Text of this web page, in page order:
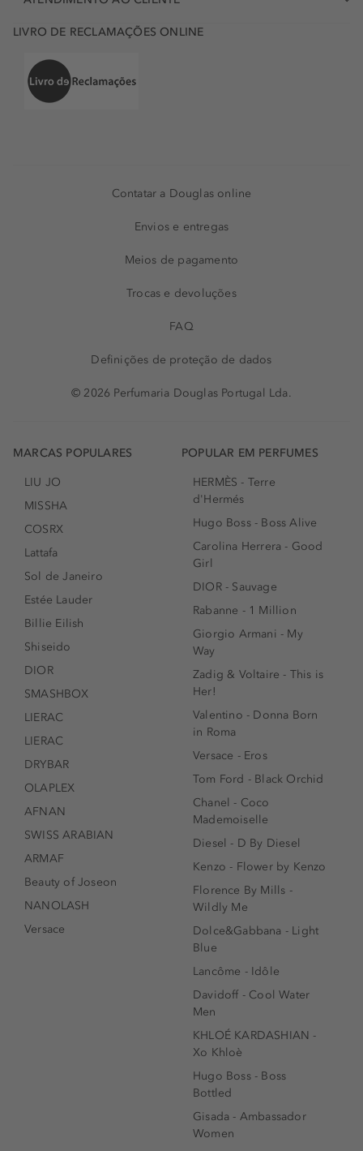
LIVRO DE RECLAMAÇÕES ONLINE
Contatar a Douglas online
Envios e entregas
Meios de pagamento
Trocas e devoluções
FAQ
Definições de proteção de dados
© 2026 Perfumaria Douglas Portugal Lda.
MARCAS POPULARES
LIU JO
MISSHA
COSRX
Lattafa
Sol de Janeiro
Estée Lauder
Billie Eilish
Shiseido
DIOR
SMASHBOX
LIERAC
LIERAC
DRYBAR
OLAPLEX
AFNAN
SWISS ARABIAN
ARMAF
Beauty of Joseon
NANOLASH
Versace
POPULAR EM PERFUMES
HERMÈS - Terre
d'Hermés
Hugo Boss - Boss Alive
Carolina Herrera - Good
Girl
DIOR - Sauvage
Rabanne - 1 Million
Giorgio Armani - My
Way
Zadig & Voltaire - This is
Her!
Valentino - Donna Born
in Roma
Versace - Eros
Tom Ford - Black Orchid
Chanel - Coco
Mademoiselle
Diesel - D By Diesel
Kenzo - Flower by Kenzo
Florence By Mills -
Wildly Me
Dolce&Gabbana - Light
Blue
Lancôme - Idôle
Davidoff - Cool Water
Men
KHLOÉ KARDASHIAN -
Xo Khloè
Hugo Boss - Boss
Bottled
Gisada - Ambassador
Women